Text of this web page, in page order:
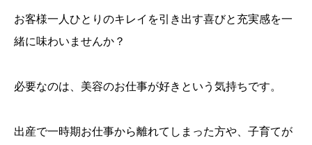
お客様一人ひとりのキレイを引き出す喜びと充実感を一
緒に味わいませんか？
必要なのは、美容のお仕事が好きという気持ちです。
出産で一時期お仕事から離れてしまった方や、子育てが